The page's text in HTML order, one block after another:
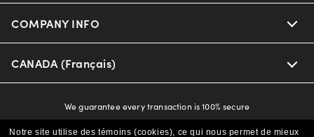
Michael Kors
Prada
The Exceptionals
Our Lenses
Arrange an Eye Exam
Online Order Status
Shipping & Returns
Style Guide
Privacy Policy
Terms & Conditions
Ad Choices
COMPANY INFO
About us
CANADA (Français)
We guarantee every transaction is 100% secure
Notre site utilise des témoins (cookies), ce qui nous permet de mieux